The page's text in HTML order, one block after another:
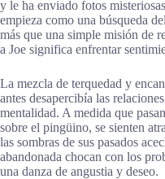
y le ha enviado fotos
empieza como una búsqueda
más que una simple misión de
a Joe significa enfrentar
La mezcla de terquedad y
antes desapercibía las
mentalidad. A medida que
sobre el pingüino, se sienten
las sombras de sus pasados
abandonada chocan con los
una danza de angustia y deseo.